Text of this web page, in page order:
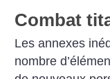
Combat
Les annexes
nombre